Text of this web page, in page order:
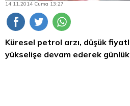
14.11.2014 Cuma 13:27
Küresel petrol arzı, düşük
yükselişe devam ederek